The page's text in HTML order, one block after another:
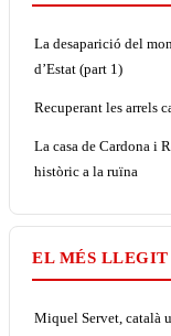
La desaparició del
d’Estat (part 1)
Recuperant les arrels
La casa de Cardona i
històric a la ruïna
EL MÉS LLEGIT
Miquel Servet, català